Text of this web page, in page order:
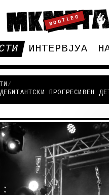
BOOTLEG
ИНТЕРВЈУА
/
ПРОГРЕСИВЕН